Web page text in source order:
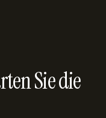
Sie die